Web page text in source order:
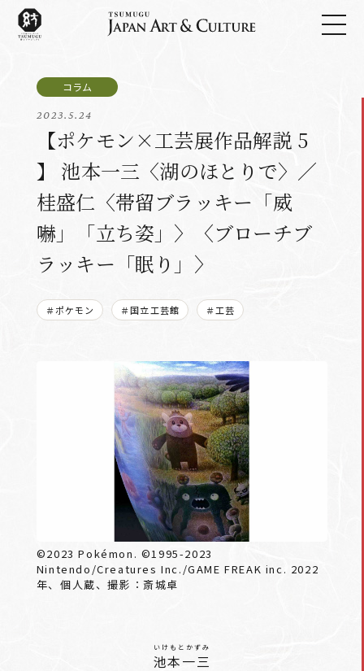
2023.5.24
【ポケモン×工芸展作品解説 5
】 池本一三〈湖のほとりで〉／
桂盛仁〈帯留ブラッキー「威
嚇」「立ち姿」〉〈ブローチブ
ラッキー「眠り」〉
＃ポケモン ＃国立工芸館 ＃工芸
©2023 Pokémon. ©1995-2023
Nintendo/Creatures Inc./GAME FREAK inc. 2022
年、個人蔵、撮影：斎城卓
池本一三
いけもとかずみ